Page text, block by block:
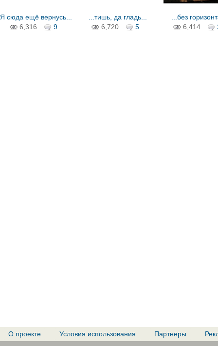
Я сюда ещё вернусь...
6,316
9
...тишь, да гладь...
6,720
5
...без
6,414
О проекте Условия использования Партнеры